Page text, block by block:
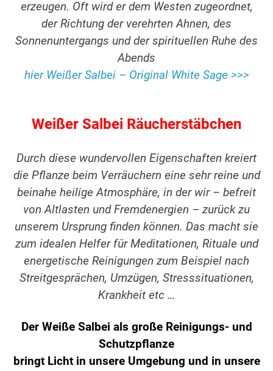
erzeugen. Oft wird er dem Westen zugeordnet,
der Richtung der verehrten Ahnen, des
Sonnenuntergangs und der spirituellen Ruhe des
Abends
hier Weißer Salbei – Original White Sage >>>
Weißer Salbei Räucherstäbchen
Durch diese wundervollen Eigenschaften kreiert
die Pflanze beim Verräuchern eine sehr reine und
beinahe heilige Atmosphäre, in der wir – befreit
von Altlasten und Fremdenergien – zurück zu
unserem Ursprung finden können. Das macht sie
zum idealen Helfer für Meditationen, Rituale und
energetische Reinigungen zum Beispiel nach
Streitgesprächen, Umzügen, Stresssituationen,
Krankheit etc …
Der Weiße Salbei als große Reinigungs- und
Schutzpflanze
bringt Licht in unsere Umgebung und in unsere